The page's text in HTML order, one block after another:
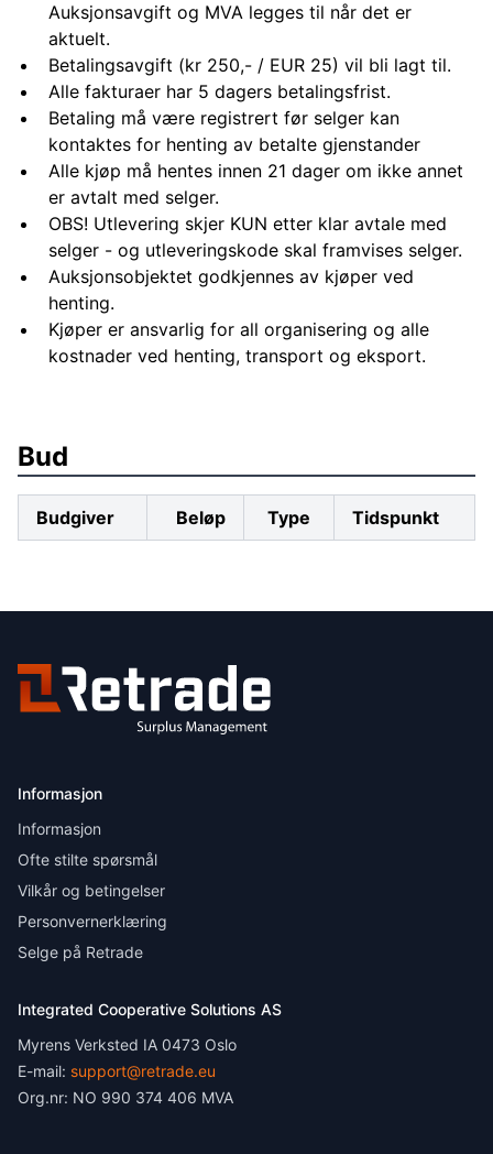
Auksjonsavgift og MVA legges til når det er
aktuelt.
Betalingsavgift (kr 250,- / EUR 25) vil bli lagt til.
Alle fakturaer har 5 dagers betalingsfrist.
Betaling må være registrert før selger kan
kontaktes for henting av betalte gjenstander
Alle kjøp må hentes innen 21 dager om ikke annet
er avtalt med selger.
OBS! Utlevering skjer KUN etter klar avtale med
selger - og utleveringskode skal framvises selger.
Auksjonsobjektet godkjennes av kjøper ved
henting.
Kjøper er ansvarlig for all organisering og alle
kostnader ved henting, transport og eksport.
Bud
Budgiver Beløp Type Tidspunkt
Informasjon
Informasjon
Ofte stilte spørsmål
Vilkår og betingelser
Personvernerklæring
Selge på Retrade
Integrated Cooperative Solutions AS
Myrens Verksted IA 0473 Oslo
E-mail: support@retrade.eu
Org.nr: NO 990 374 406 MVA